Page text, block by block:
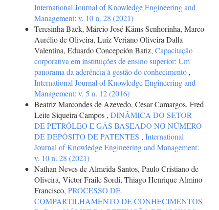
International Journal of Knowledge Engineering and
Management: v. 10 n. 28 (2021)
Teresinha Back, Márcio José Käms Senhorinha, Marco
Aurélio de Oliveira, Luiz Veriano Oliveira Dalla
Valentina, Eduardo Concepción Batiz, Capacitação
corporativa em instituições de ensino superior: Um
panorama da aderência à gestão do conhecimento ,
International Journal of Knowledge Engineering and
Management: v. 5 n. 12 (2016)
Beatriz Marcondes de Azevedo, Cesar Camargos, Fred
Leite Siqueira Campos , DINÂMICA DO SETOR
DE PETRÓLEO E GÁS BASEADO NO NÚMERO
DE DEPÓSITO DE PATENTES , International
Journal of Knowledge Engineering and Management:
v. 10 n. 28 (2021)
Nathan Neves de Almeida Santos, Paulo Cristiano de
Oliveira, Victor Fraile Sordi, Thiago Henrique Almino
Francisco, PROCESSO DE
COMPARTILHAMENTO DE CONHECIMENTOS